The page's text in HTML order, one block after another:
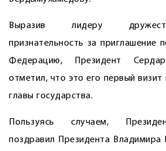
Выразив лидеру
признательность за приглашение
Федерацию, Президент
отметил, что это его первый визит
главы государства.
Пользуясь случаем,
поздравил Президента Владимира